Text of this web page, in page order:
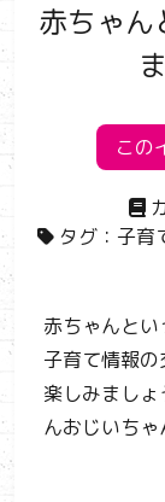
赤ちゃん
この
タグ： 子育
赤ちゃんと
子育て情報
楽しみまし
んおじいち